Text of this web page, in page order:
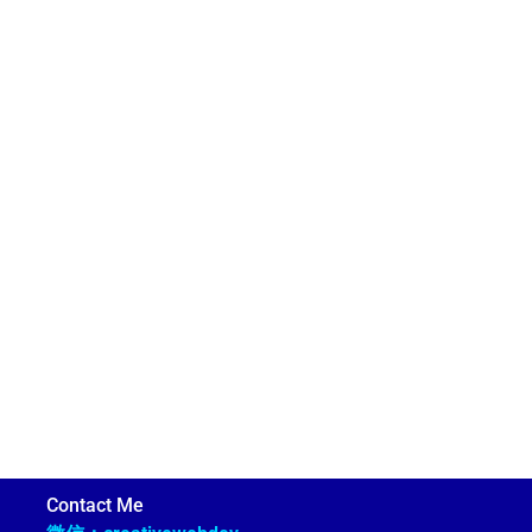
Contact Me